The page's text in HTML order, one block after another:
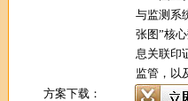
与监测系
张图”核
息关联印
监管，以
方案下载：